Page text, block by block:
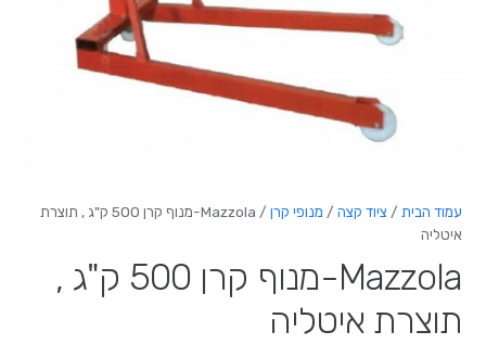
עמוד הבית / ציוד קצה / מנופי קרן
/ Mazzola-מנוף קרן 500 ק"ג , תוצרת
איטליה
Mazzola-מנוף קרן 500 ק"ג ,
תוצרת איטליה